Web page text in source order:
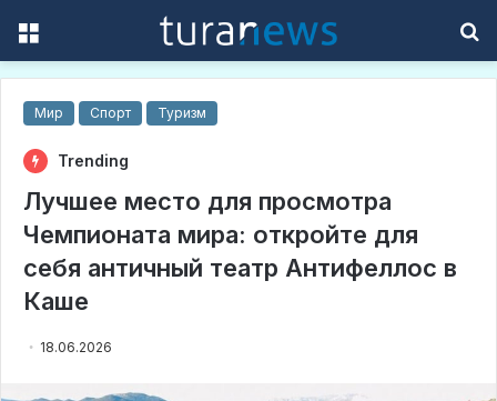
Мир Спорт Туризм
Trending
Лучшее место для просмотра
Чемпионата мира: откройте для
себя античный театр Антифеллос в
Каше
18.06.2026